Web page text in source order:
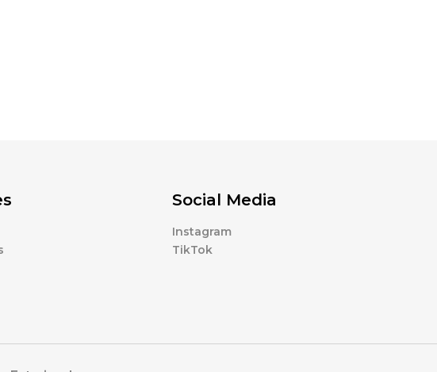
Social Media
Instagram
TikTok